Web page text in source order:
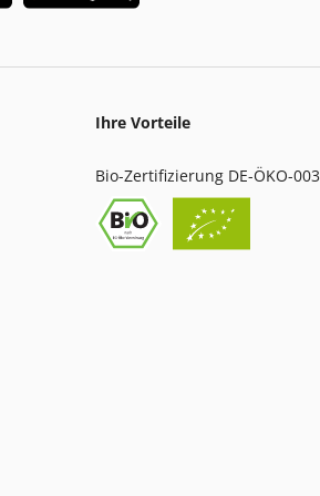
Ihre Vorteile
Bio-Zertifizierung DE-ÖKO-003